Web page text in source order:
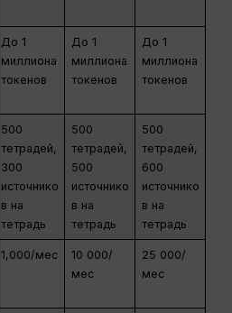
До 1
миллиона
токенов
До 1
миллиона
токенов
До 1
миллиона
токенов
500
тетрадей,
300
источнико
в на
тетрадь
500
тетрадей,
500
источнико
в на
тетрадь
500
тетрадей,
600
источнико
в на
тетрадь
1,000/мес
10 000/
мес
25 000/
мес